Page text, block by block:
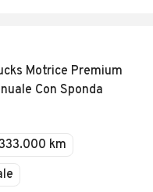
Motrice Premium
Con Sponda
km